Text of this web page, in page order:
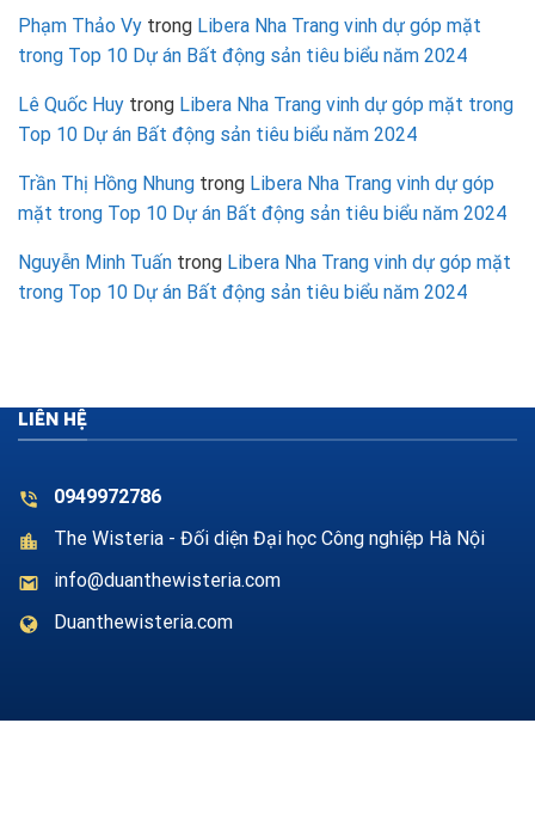
Phạm Thảo Vy trong Libera Nha Trang vinh dự góp mặt
trong Top 10 Dự án Bất động sản tiêu biểu năm 2024
Lê Quốc Huy trong Libera Nha Trang vinh dự góp mặt trong
Top 10 Dự án Bất động sản tiêu biểu năm 2024
Trần Thị Hồng Nhung trong Libera Nha Trang vinh dự góp
mặt trong Top 10 Dự án Bất động sản tiêu biểu năm 2024
Nguyễn Minh Tuấn trong Libera Nha Trang vinh dự góp mặt
trong Top 10 Dự án Bất động sản tiêu biểu năm 2024
LIÊN HỆ
0949972786
The Wisteria - Đối diện Đại học Công nghiệp Hà Nội
info@duanthewisteria.com
Duanthewisteria.com